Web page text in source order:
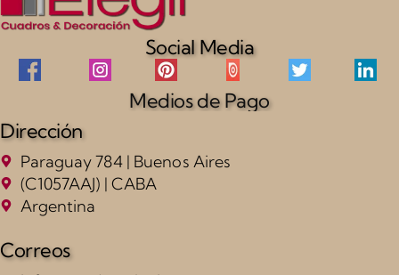
Social Media
Medios de Pago
Dirección
Paraguay 784 | Buenos Aires
(C1057AAJ) | CABA
Argentina
Correos